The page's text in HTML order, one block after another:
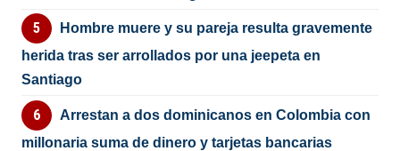
Hombre muere y su pareja resulta gravemente
herida tras ser arrollados por una jeepeta en
Santiago
Arrestan a dos dominicanos en Colombia con
millonaria suma de dinero y tarjetas bancarias